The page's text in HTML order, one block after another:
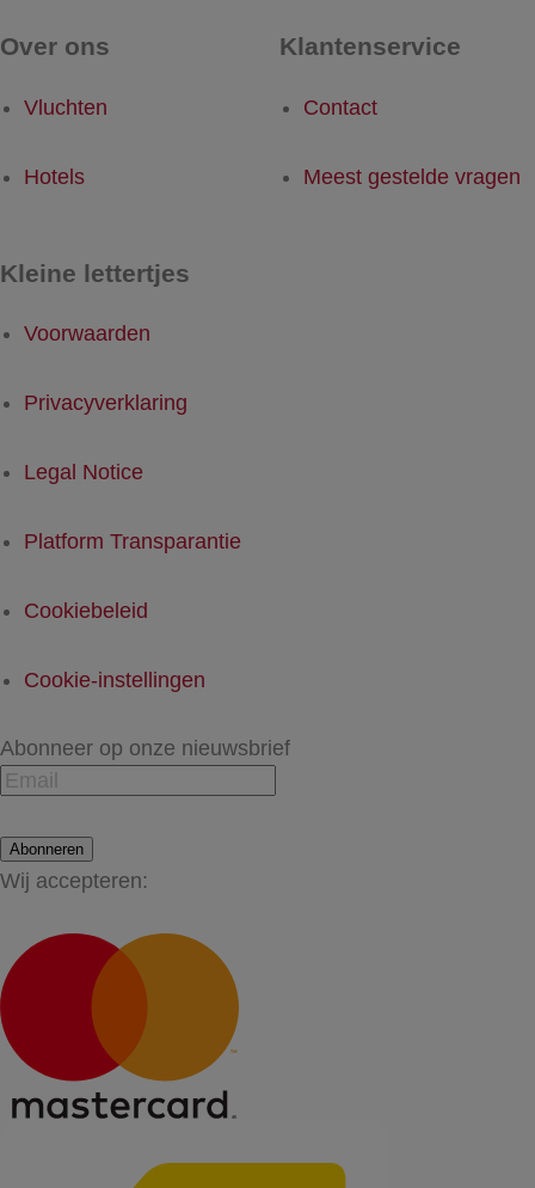
Over ons
Vluchten
Hotels
Klantenservice
Contact
Meest gestelde vragen
Kleine lettertjes
Voorwaarden
Privacyverklaring
Legal Notice
Platform Transparantie
Cookiebeleid
Cookie-instellingen
Abonneer op onze nieuwsbrief
Abonneren
Wij accepteren: